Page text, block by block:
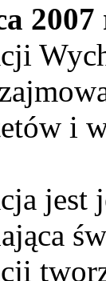
i
jest